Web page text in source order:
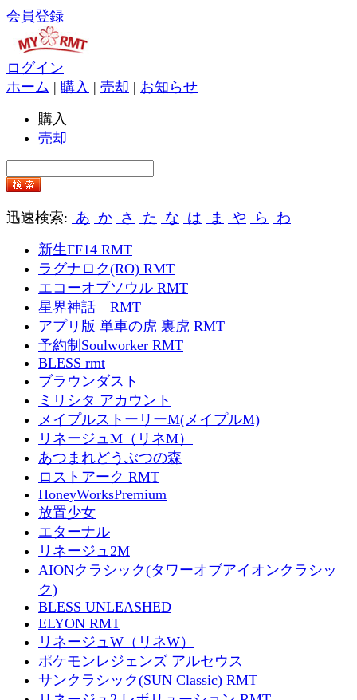
会員登録
ログイン
ホーム | 購入 | 売却 | お知らせ
購入
売却
迅速検索: あ か さ た な は ま や ら わ
新生FF14 RMT
ラグナロク(RO) RMT
エコーオブソウル RMT
星界神話 RMT
アプリ版 単車の虎 裏虎 RMT
予約制Soulworker RMT
BLESS rmt
ブラウンダスト
ミリシタ アカウント
メイプルストーリーM(メイプルM)
リネージュM（リネM）
あつまれどうぶつの森
ロストアーク RMT
HoneyWorksPremium
放置少女
エターナル
リネージュ2M
AIONクラシック(タワーオブアイオンクラシッ
ク)
BLESS UNLEASHED
ELYON RMT
リネージュW（リネW）
ポケモンレジェンズ アルセウス
サンクラシック(SUN Classic) RMT